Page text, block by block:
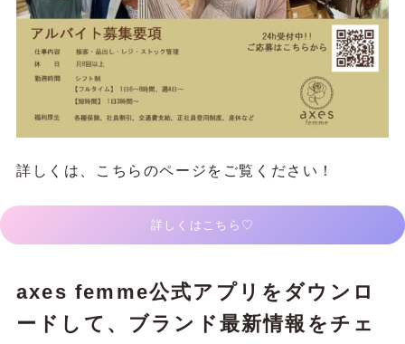
詳しくは、こちらのページをご覧ください！
詳しくはこちら♡
axes femme公式アプリをダウンロ
ードして、ブランド最新情報をチェ